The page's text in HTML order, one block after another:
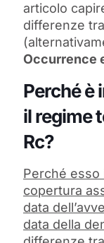
articolo
differenze
Occurrence
Perché è
il regime
Rc?
Perché esso
copertura
data
data della